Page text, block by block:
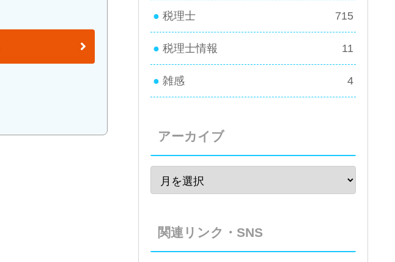
税理士 715
税理士情報 11
雑感 4
アーカイブ
関連リンク・SNS